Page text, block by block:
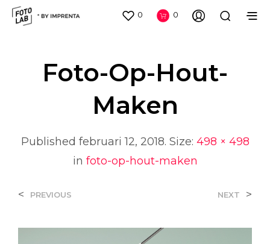
0 0
Foto-Op-Hout-
Maken
Published februari 12, 2018. Size: 498 × 498
in foto-op-hout-maken
< PREVIOUS NEXT >